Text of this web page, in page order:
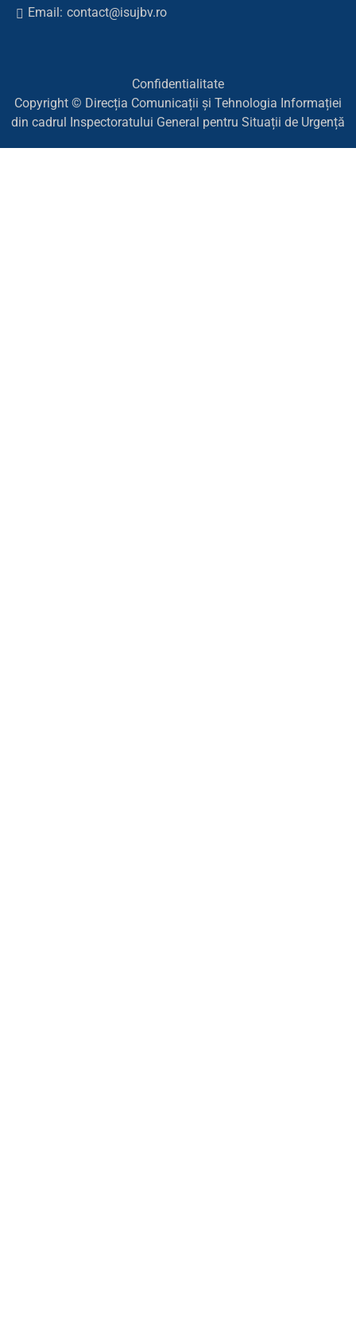
Email: contact@isujbv.ro
Confidentialitate
Copyright © Direcția Comunicații și Tehnologia Informației
din cadrul Inspectoratului General pentru Situații de Urgență